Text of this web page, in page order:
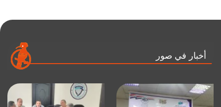
أخبار في صور